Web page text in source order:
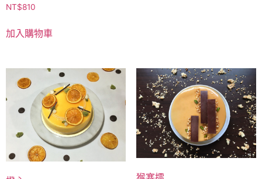
NT$810
加入購物車